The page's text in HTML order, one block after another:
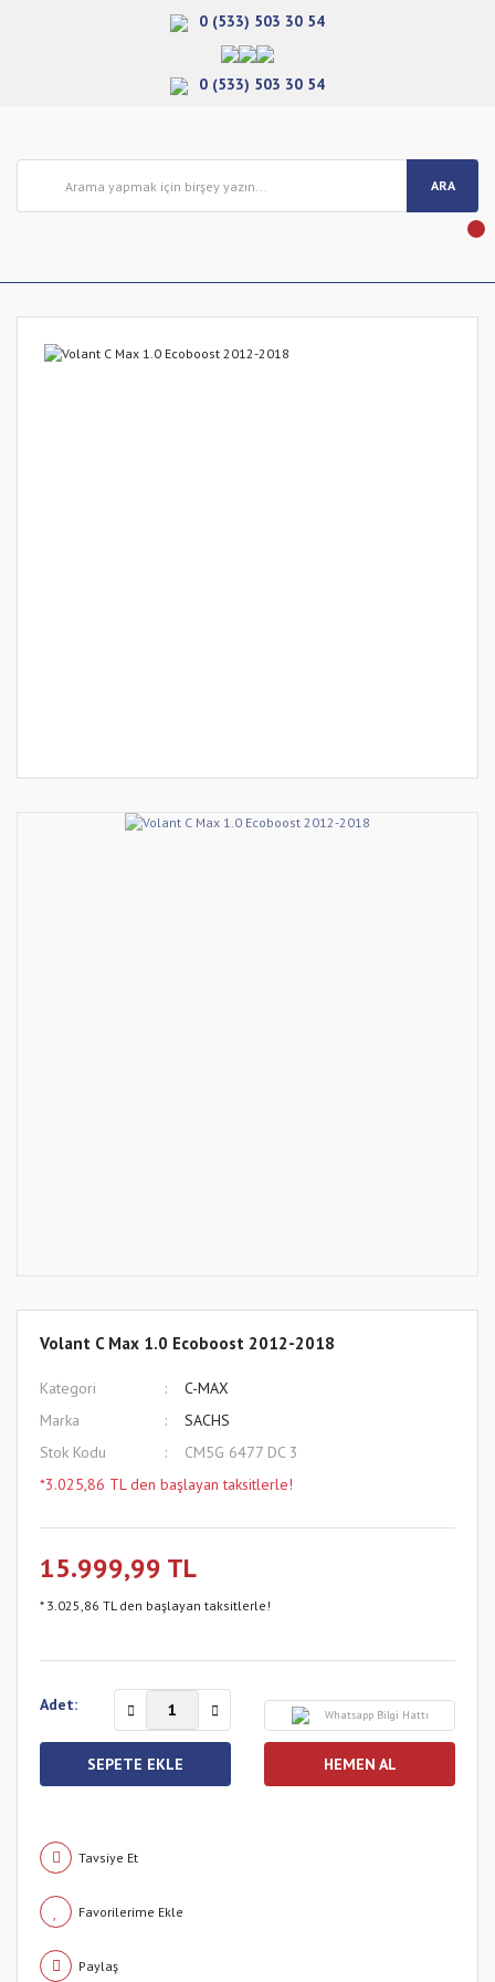
0 (533) 503 30 54
0 (533) 503 30 54
ARA
Volant C Max 1.0 Ecoboost 2012-2018
Kategori
C-MAX
Marka
SACHS
Stok Kodu
CM5G 6477 DC 3
*3.025,86 TL den başlayan taksitlerle!
15.999,99 TL
* 3.025,86 TL den başlayan taksitlerle!
Adet:
Whatsapp Bilgi Hattı
SEPETE EKLE HEMEN AL
Tavsiye Et
Paylaş